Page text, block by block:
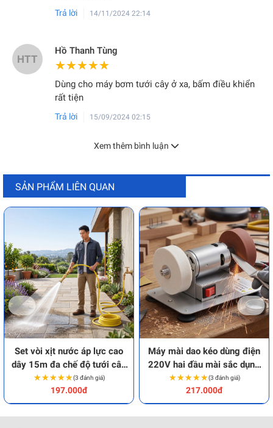
Trả lời 14/11/2024 22:14
HTT
Hồ Thanh Tùng
★★★★★
★★★★★
Dùng cho máy bơm tưới cây ở xa, bấm điều khiển
rất tiện
Trả lời 15/09/2024 02:15
Xem thêm bình luận
SẢN PHẨM LIÊN QUAN
Set vòi xịt nước áp lực cao
dây 15m đa chế độ tưới cây
rửa xe
★★★★★
★★★★★(3 đánh giá)
197.000đ
Máy mài dao kéo dùng điện
220V hai đầu mài sắc dụng
cụ
★★★★★
★★★★★(3 đánh giá)
217.000đ